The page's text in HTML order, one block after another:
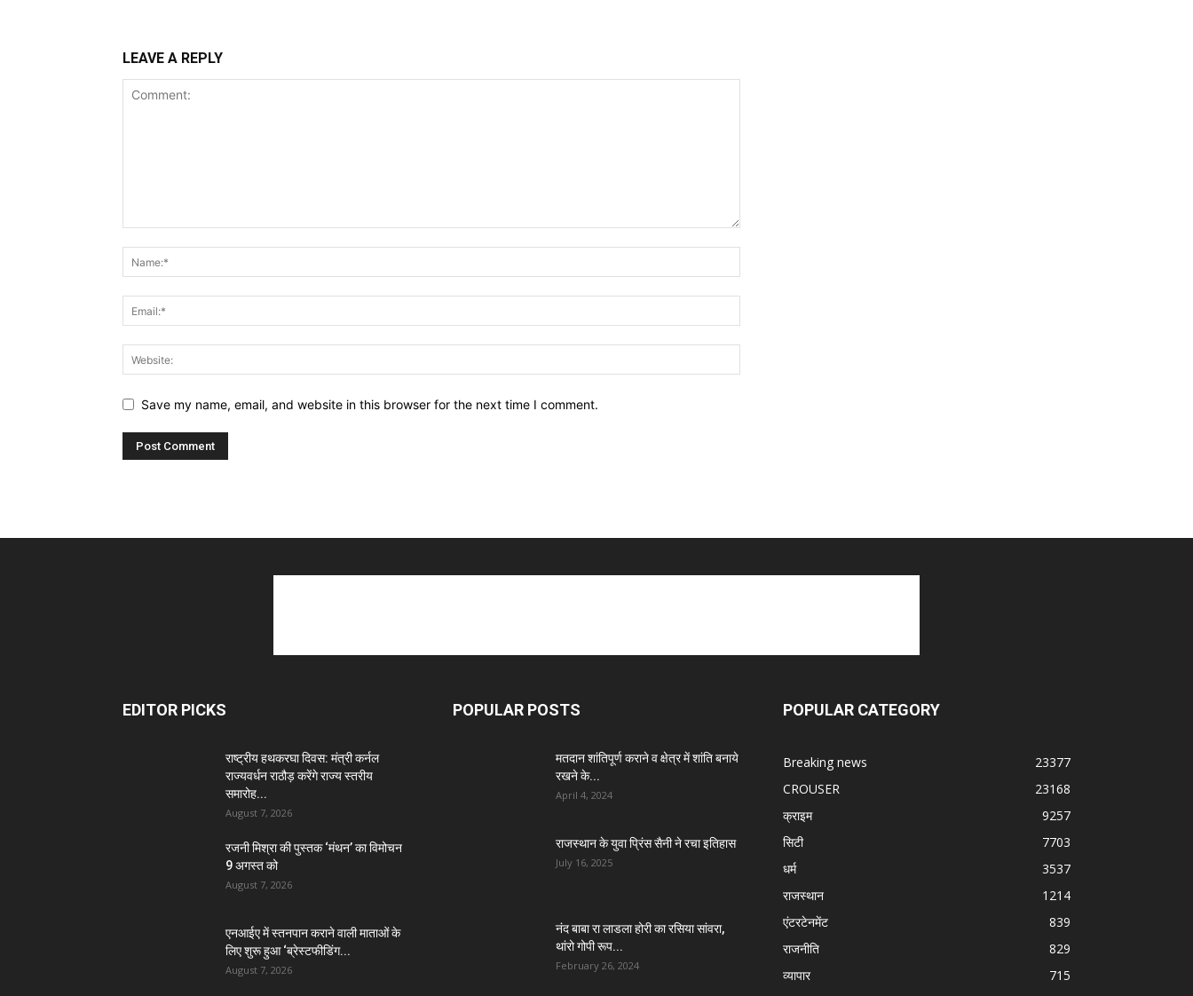
LEAVE A REPLY
Save my name, email, and website in this browser for the next time I comment.
EDITOR PICKS
राष्ट्रीय हथकरघा दिवस: मंत्री कर्नल
राज्यवर्धन राठौड़ करेंगे राज्य स्तरीय
समारोह...
August 7, 2026
रजनी मिश्रा की पुस्तक ‘मंथन’ का विमोचन
9 अगस्त को
August 7, 2026
एनआईए में स्तनपान कराने वाली माताओं के
लिए शुरू हुआ ‘ब्रेस्टफीडिंग...
August 7, 2026
POPULAR POSTS
मतदान शांतिपूर्ण कराने व क्षेत्र में शांति बनाये
रखने के...
April 4, 2024
राजस्थान के युवा प्रिंस सैनी ने रचा इतिहास
July 16, 2025
नंद बाबा रा लाडला होरी का रसिया सांवरा,
थांरो गोपी रूप...
February 26, 2024
POPULAR CATEGORY
Breaking news
23377
CROUSER
23168
क्राइम
9257
सिटी
7703
धर्म
3537
राजस्थान
1214
एंटरटेनमेंट
839
राजनीति
829
व्यापार
715